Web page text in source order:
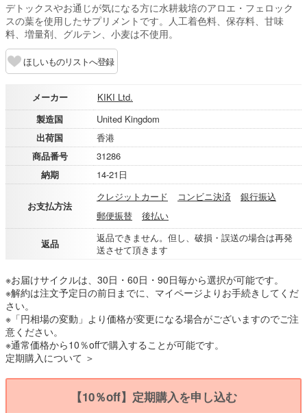
デトックスやお通じが気になる方に水耕栽培のアロエ・フェロック
スの葉を使用したサプリメントです。人工着色料、保存料、甘味
料、増量剤、グルテン、小麦は不使用。
ほしいものリストへ登録
メーカー
KIKI Ltd.
製造国
United Kingdom
出荷国
香港
商品番号
31286
納期
14-21日
お支払方法
クレジットカード コンビニ決済
銀行振込
郵便振替
後払い
返品
返品できません。但し、破損・誤送の場合は再発
送させて頂きます
※お届けサイクルは、30日・60日・90日毎から選択が可能です。
※解約は注文予定日の前日までに、マイページよりお手続きしてくだ
さい。
※「円相場の変動」より価格が変更になる場合がございますのでご注
意ください。
※通常価格から10％offで購入することが可能です。
定期購入について ＞
【10％off】定期購入を申し込む